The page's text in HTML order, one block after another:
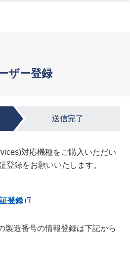
ザー登録
送信完了
対応機種をご購入いただい
登録をお願いいたします。
登録
製造番号の情報登録は下記から